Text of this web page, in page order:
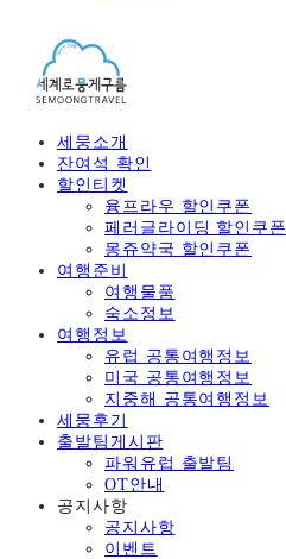
세뭉소개
잔여석 확인
할인티켓
융프라우 할인쿠폰
페러글라이딩 할인쿠폰
몽쥬약국 할인쿠폰
여행준비
여행물품
숙소정보
여행정보
유럽 공통여행정보
미국 공통여행정보
지중해 공통여행정보
세뭉후기
출발팀게시판
파워유럽 출발팀
OT안내
공지사항
공지사항
이벤트